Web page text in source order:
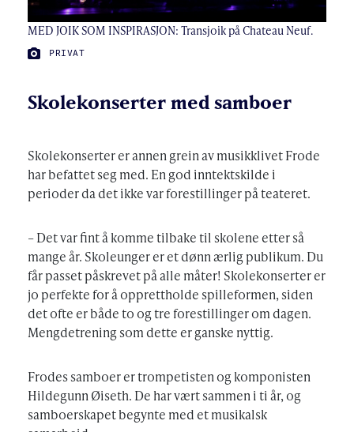
MED JOIK SOM INSPIRASJON: Transjoik på Chateau Neuf.
FOTO:
PRIVAT
Skolekonserter med samboer
Skolekonserter er annen grein av musikklivet Frode
har befattet seg med. En god inntektskilde i
perioder da det ikke var forestillinger på teateret.
– Det var fint å komme tilbake til skolene etter så
mange år. Skoleunger er et dønn ærlig publikum. Du
får passet påskrevet på alle måter! Skolekonserter er
jo perfekte for å opprettholde spilleformen, siden
det ofte er både to og tre forestillinger om dagen.
Mengdetrening som dette er ganske nyttig.
Frodes samboer er trompetisten og komponisten
Hildegunn Øiseth. De har vært sammen i ti år, og
samboerskapet begynte med et musikalsk